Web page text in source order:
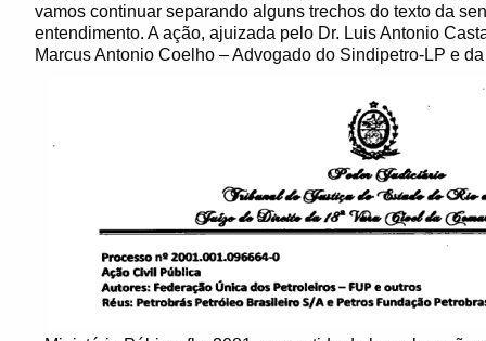
vamos continuar separando alguns trechos do texto da
entendimento. A ação, ajuizada pelo Dr. Luis Antonio
Marcus Antonio Coelho – Advogado do Sindipetro-LP e